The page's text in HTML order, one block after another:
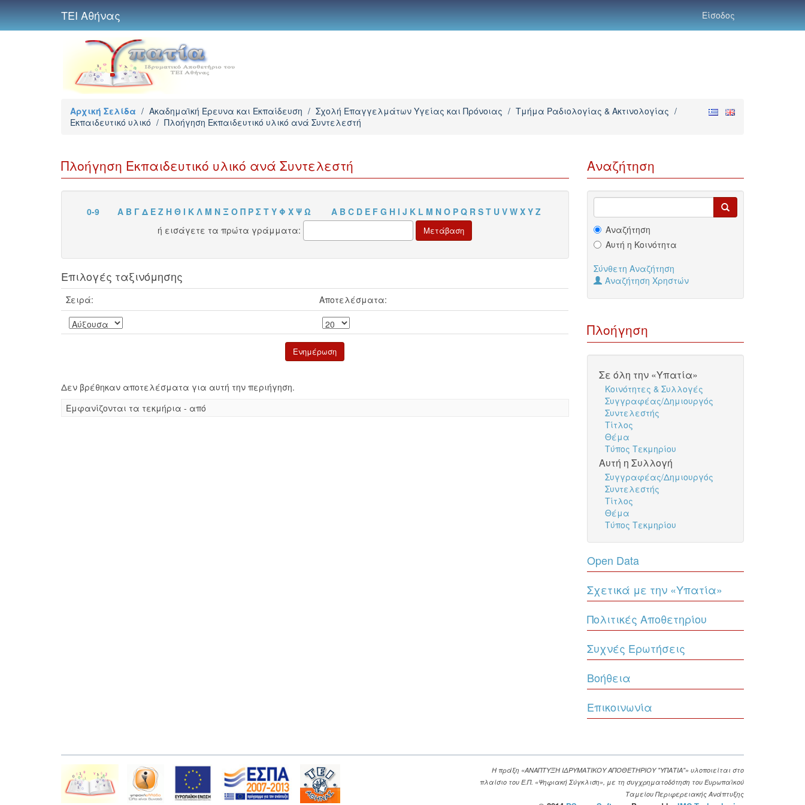
ΤΕΙ Αθήνας Είσοδος
Αρχική Σελίδα / Ακαδημαϊκή Έρευνα και Εκπαίδευση / Σχολή Επαγγελμάτων Υγείας και Πρόνοιας / Τμήμα Ραδιολογίας & Ακτινολογίας /
Εκπαιδευτικό υλικό / Πλοήγηση Εκπαιδευτικό υλικό ανά Συντελεστή
Πλοήγηση Εκπαιδευτικό υλικό ανά Συντελεστή
0-9 Α Β Γ Δ Ε Ζ Η Θ Ι Κ Λ Μ Ν Ξ Ο Π Ρ Σ Τ Υ Φ Χ Ψ Ω A B C D E F G H I J K L M N O P Q R S T U V W X Y Z
ή εισάγετε τα πρώτα γράμματα:
Επιλογές ταξινόμησης
Σειρά: Αποτελέσματα:
Δεν βρέθηκαν αποτελέσματα για αυτή την περιήγηση.
Eμφανίζονται τα τεκμήρια - από
Αναζήτηση
Αναζήτηση
Αυτή η Κοινότητα
Σύνθετη Αναζήτηση
Αναζήτηση Χρηστών
Πλοήγηση
Σε όλη την «Υπατία»
Κοινότητες & Συλλογές
Συγγραφέας/Δημιουργός
Συντελεστής
Τίτλος
Θέμα
Τύπος Τεκμηρίου
Αυτή η Συλλογή
Συγγραφέας/Δημιουργός
Συντελεστής
Τίτλος
Θέμα
Τύπος Τεκμηρίου
Open Data
Σχετικά με την «Υπατία»
Πολιτικές Αποθετηρίου
Συχνές Ερωτήσεις
Βοήθεια
Επικοινωνία
Η πράξη «ΑΝΑΠΤΥΞΗ ΙΔΡΥΜΑΤΙΚΟΥ ΑΠΟΘΕΤΗΡΙΟΥ "ΥΠΑΤΙΑ"» υλοποιείται στο
πλαίσιο του Ε.Π. «Ψηφιακή Σύγκλιση», με τη συγχρηματοδότηση του Ευρωπαϊκού
Ταμείου Περιφερειακής Ανάπτυξης